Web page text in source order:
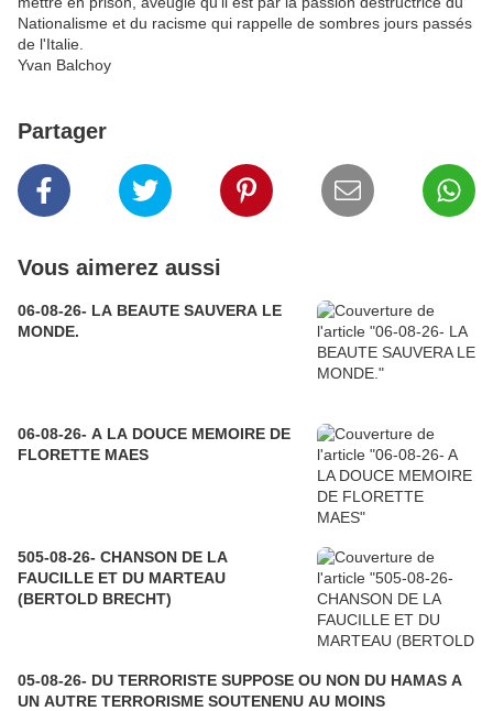
Nationalisme et du racisme qui rappelle de sombres jours passés
de l'Italie.
Yvan Balchoy
Partager
Vous aimerez aussi
06-08-26- LA BEAUTE SAUVERA LE
MONDE.
06-08-26- A LA DOUCE MEMOIRE DE
FLORETTE MAES
505-08-26- CHANSON DE LA
FAUCILLE ET DU MARTEAU
(BERTOLD BRECHT)
05-08-26- DU TERRORISTE SUPPOSE OU NON DU HAMAS A
UN AUTRE TERRORISME SOUTENENU AU MOINS